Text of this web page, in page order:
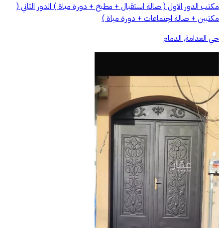
مكتب الدور الاول ( صالة استقبال + مطبخ + دورة مياة ) الدور الثاني (
مكتبين + صالة اجتماعات + دورة مياة )
حي العدامة, الدمام